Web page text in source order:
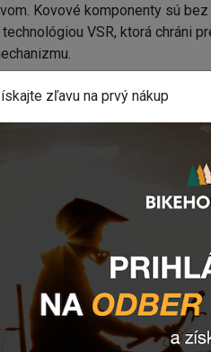
Kovové komponenty sú
VSR, ktorá chráni
FOREVER
tvaru a uloží sa do puzdra
aby sa zabránilo
ovládanie.
že zámok sa ľahko
Zanechajte nám
tlačidlo vpravo dole).
zľavu na prvý nákup